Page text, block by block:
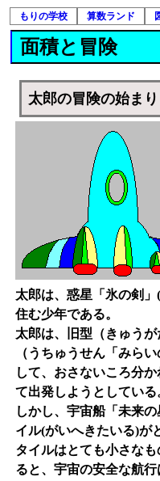
もりの学校 算数ランド
面積と冒険
太郎の冒険の始まり
太郎は、惑星「氷の剣
住む少年である。
太郎は、旧型（きゅうが
（うちゅうせん「みら
して、おさないころ分
て出発しようとしている
しかし、宇宙船「未来
イル(がいへきたいる)が
タイルはとても小さな
ると、宇宙の安全な航行